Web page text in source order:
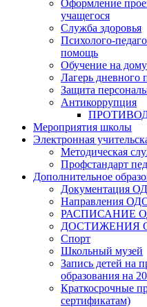
Оформление
учащегося
Служба здоровья
Психолого-
помощь
Обучение на дому
Лагерь дневного
Защита
Антикоррупция
Мероприятия школы
Электронная
Методическая
Профстандарт
Дополнительное
Документация
Направления
РАСПИСАНИЕ
ДОСТИЖЕНИЯ
Спорт
Школьный музей
Запись детей на
образования на
Краткосрочные
сертификатам)